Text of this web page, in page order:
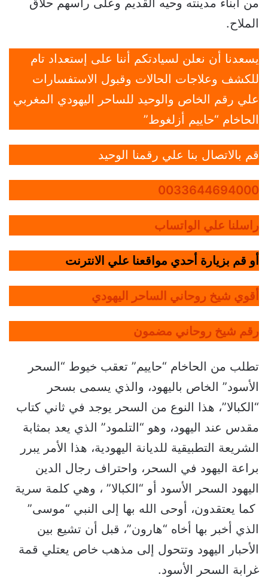
من أبناء مدينته وحيه القديم وعلى رأسهم حلاق
الملاح.
يسعدنا أن نعلن لسيادتكم أننا على إستعداد تام
للكشف وعلاجات الحالات وقبول الاستفسارات
علي رقم الخاص والوحيد للساحر اليهودي المغربي
الحاخام “حاييم أزلغوط”
قم بالاتصال بنا علي رقمنا الوحيد
0033644694000
راسلنا علي الواتساب
أو قم بزيارة أحدي مواقعنا علي الانترنت
أقوي شيخ روحاني الساحر اليهودي
رقم شيخ روحاني مضمون
تطلب من الحاخام “حاييم” تعقب خيوط “السحر
الأسود” الخاص باليهود، والذي يسمى بسحر
“الكبالا”، هذا النوع من السحر يوجد في ثاني كتاب
مقدس عند اليهود، وهو “التلمود” الذي يعد بمثابة
الشريعة التطبيقية للديانة اليهودية، هذا الأمر يبرر
براعة اليهود في السحر، واحتراف رجال الدين
اليهود السحر الأسود أو “الكبالا” ، وهي كلمة سرية
كما يعتقدون، أوحى الله بها إلى النبي “موسى”
الذي أخبر بها أخاه “هارون”، قبل أن تشيع بين
الأحبار اليهود وتتحول إلى مذهب خاص يعتلي قمة
غرابة السحر الأسود.